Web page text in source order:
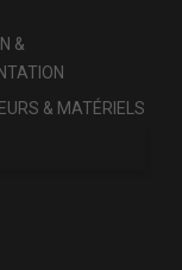
&
& MATÉRIELS